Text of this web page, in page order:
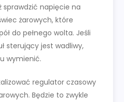
sprawdzić napięcie na
żarowych, które
do pełnego wolta. Jeśli
sterujący jest wadliwy,
wymienić.
regulator czasowy
Będzie to zwykle